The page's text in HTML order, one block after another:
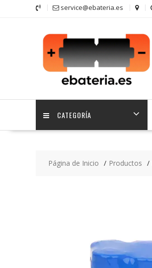
service@ebateria.es
CATEGORÍA
Página de Inicio Productos